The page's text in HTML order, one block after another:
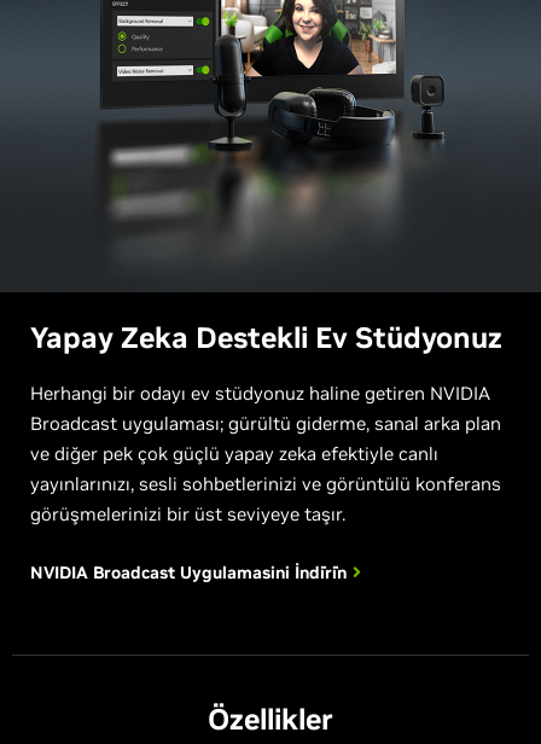
Yapay Zeka Destekli Ev Stüdyonuz
Herhangi bir odayı ev stüdyonuz haline getiren NVIDIA
Broadcast uygulaması; gürültü giderme, sanal arka plan
ve diğer pek çok güçlü yapay zeka efektiyle canlı
yayınlarınızı, sesli sohbetlerinizi ve görüntülü konferans
görüşmelerinizi bir üst seviyeye taşır.